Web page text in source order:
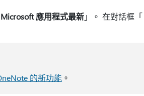
Microsoft 應用程式最新」。 在對話框「
的新功能 。